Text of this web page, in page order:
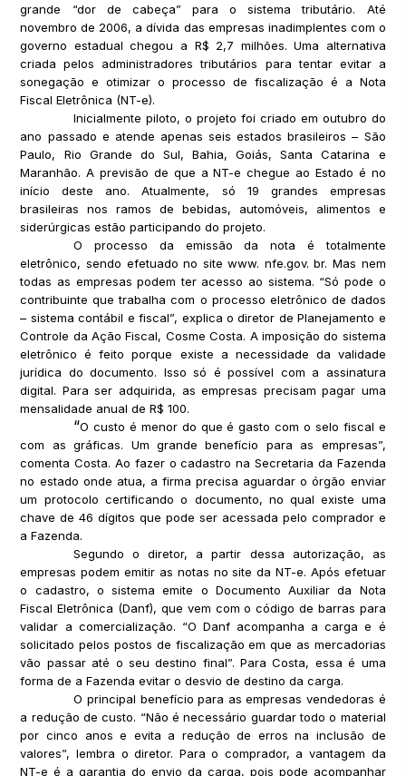
grande “dor de cabeça” para o sistema tributário. Até
novembro de 2006, a dívida das empresas inadimplentes com o
governo estadual chegou a R$ 2,7 milhões. Uma alternativa
criada pelos administradores tributários para tentar evitar a
sonegação e otimizar o processo de fiscalização é a Nota
Fiscal Eletrônica (NT-e).
Inicialmente piloto, o projeto foi criado em outubro do
ano passado e atende apenas seis estados brasileiros – São
Paulo, Rio Grande do Sul, Bahia, Goiás, Santa Catarina e
Maranhão. A previsão de que a NT-e chegue ao Estado é no
início deste ano. Atualmente, só 19 grandes empresas
brasileiras nos ramos de bebidas, automóveis, alimentos e
siderúrgicas estão participando do projeto.
O processo da emissão da nota é totalmente
eletrônico, sendo efetuado no site www. nfe.gov. br. Mas nem
todas as empresas podem ter acesso ao sistema. “Só pode o
contribuinte que trabalha com o processo eletrônico de dados
– sistema contábil e fiscal”, explica o diretor de Planejamento e
Controle da Ação Fiscal, Cosme Costa. A imposição do sistema
eletrônico é feito porque existe a necessidade da validade
jurídica do documento. Isso só é possível com a assinatura
digital. Para ser adquirida, as empresas precisam pagar uma
mensalidade anual de R$ 100.
“O custo é menor do que é gasto com o selo fiscal e
com as gráficas. Um grande benefício para as empresas”,
comenta Costa. Ao fazer o cadastro na Secretaria da Fazenda
no estado onde atua, a firma precisa aguardar o órgão enviar
um protocolo certificando o documento, no qual existe uma
chave de 46 dígitos que pode ser acessada pelo comprador e
a Fazenda.
Segundo o diretor, a partir dessa autorização, as
empresas podem emitir as notas no site da NT-e. Após efetuar
o cadastro, o sistema emite o Documento Auxiliar da Nota
Fiscal Eletrônica (Danf), que vem com o código de barras para
validar a comercialização. “O Danf acompanha a carga e é
solicitado pelos postos de fiscalização em que as mercadorias
vão passar até o seu destino final”. Para Costa, essa é uma
forma de a Fazenda evitar o desvio de destino da carga.
O principal benefício para as empresas vendedoras é
a redução de custo. “Não é necessário guardar todo o material
por cinco anos e evita a redução de erros na inclusão de
valores”, lembra o diretor. Para o comprador, a vantagem da
NT-e é a garantia do envio da carga, pois pode acompanhar